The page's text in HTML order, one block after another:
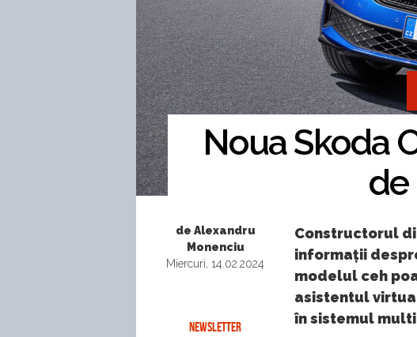
Noua Skoda
de
de Alexandru
Monenciu
Miercuri, 14.02.2024
NEWSLETTER
Constructorul
informații
modelul ceh
asistentul
în sistemul